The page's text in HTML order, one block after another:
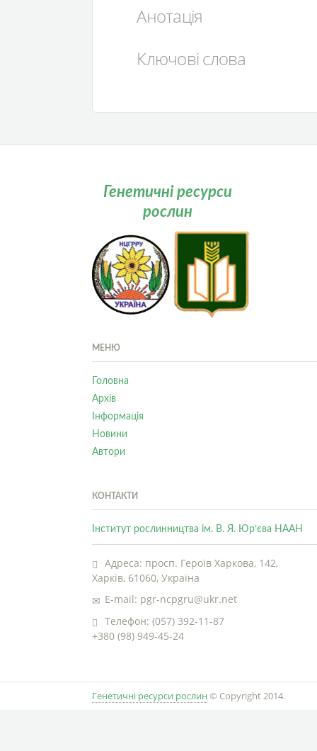
Анотація
Ключові слова
Генетичні ресурси
рослин
МЕНЮ
Головна
Архів
Інформація
Новини
Автори
КОНТАКТИ
Інститут рослинництва ім. В. Я. Юр’єва НААН
Адреса: просп. Героїв Харкова, 142,
Харків, 61060, Україна
E-mail: pgr-ncpgru@ukr.net
Телефон: (057) 392-11-87
+380 (98) 949-45-24
Генетичні ресурси рослин © Copyright 2014.